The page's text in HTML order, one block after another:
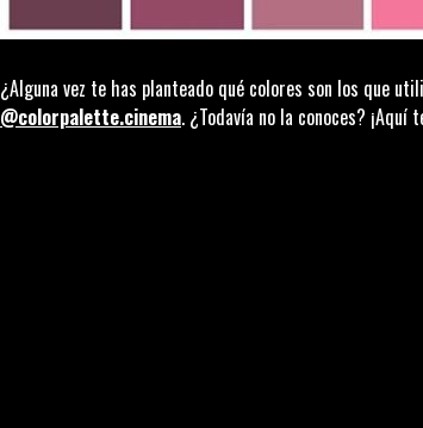
¿Alguna vez te has planteado qué colores son los que
@colorpalette.cinema. ¿Todavía no la conoces?